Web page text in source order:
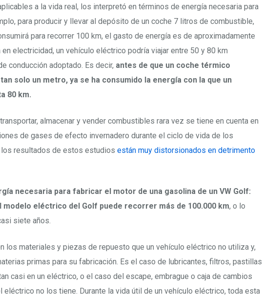
a la vida real, los interpretó en términos de energía necesaria para
para producir y llevar al depósito de un coche 7 litros de combustible,
para recorrer 100 km, el gasto de energía es de aproximadamente
electricidad, un vehículo eléctrico podría viajar entre 50 y 80 km
conducción adoptado. Es decir, antes de que un coche térmico
solo un metro, ya se ha consumido la energía con la que un
80 km.
almacenar y vender combustibles rara vez se tiene en cuenta en
de gases de efecto invernadero durante el ciclo de vida de los
resultados de estos estudios están muy distorsionados en detrimento
necesaria para fabricar el motor de una gasolina de un VW Golf:
modelo eléctrico del Golf puede recorrer más de 100.000 km, o lo
siete años.
los materiales y piezas de repuesto que un vehículo eléctrico no utiliza y,
primas para su fabricación. Es el caso de lubricantes, filtros, pastillas
casi en un eléctrico, o el caso del escape, embrague o caja de cambios
eléctrico no los tiene. Durante la vida útil de un vehículo eléctrico, toda esta